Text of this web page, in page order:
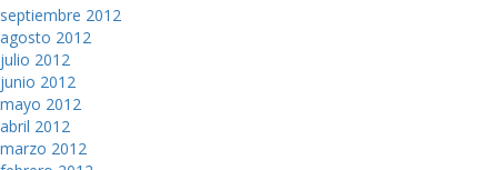
septiembre 2012
agosto 2012
julio 2012
junio 2012
mayo 2012
abril 2012
marzo 2012